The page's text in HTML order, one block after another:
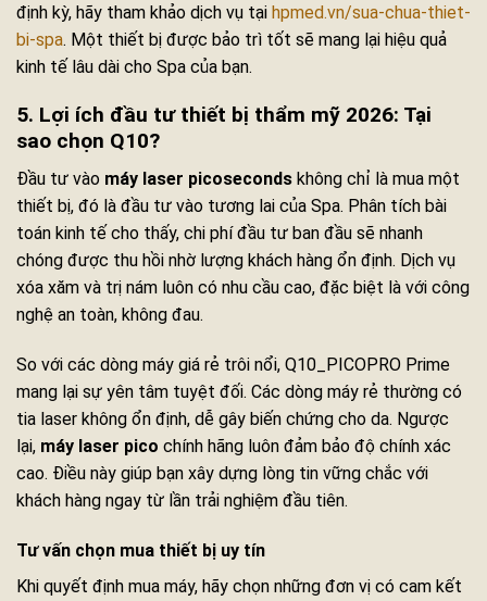
định kỳ, hãy tham khảo dịch vụ tại hpmed.vn/sua-chua-thiet-
bi-spa. Một thiết bị được bảo trì tốt sẽ mang lại hiệu quả
kinh tế lâu dài cho Spa của bạn.
5. Lợi ích đầu tư thiết bị thẩm mỹ 2026: Tại
sao chọn Q10?
Đầu tư vào máy laser picoseconds không chỉ là mua một
thiết bị, đó là đầu tư vào tương lai của Spa. Phân tích bài
toán kinh tế cho thấy, chi phí đầu tư ban đầu sẽ nhanh
chóng được thu hồi nhờ lượng khách hàng ổn định. Dịch vụ
xóa xăm và trị nám luôn có nhu cầu cao, đặc biệt là với công
nghệ an toàn, không đau.
So với các dòng máy giá rẻ trôi nổi, Q10_PICOPRO Prime
mang lại sự yên tâm tuyệt đối. Các dòng máy rẻ thường có
tia laser không ổn định, dễ gây biến chứng cho da. Ngược
lại, máy laser pico chính hãng luôn đảm bảo độ chính xác
cao. Điều này giúp bạn xây dựng lòng tin vững chắc với
khách hàng ngay từ lần trải nghiệm đầu tiên.
Tư vấn chọn mua thiết bị uy tín
Khi quyết định mua máy, hãy chọn những đơn vị có cam kết